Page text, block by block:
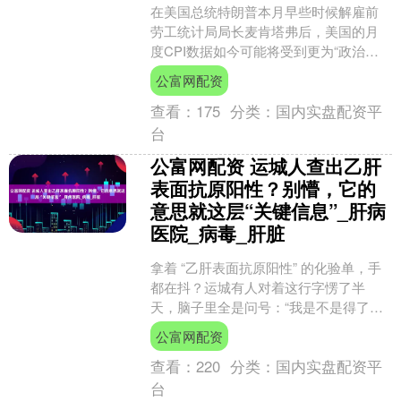
在美国总统特朗普本月早些时候解雇前
劳工统计局局长麦肯塔弗后，美国的月
度CPI数据如今可能将受到更为“政治
化”的审查。而此举可能削弱投资人对一
个规模达2万亿美元市....
公富网配资
查看： 175 分类： 国内实盘配资平
台
公富网配资 运城人查出乙肝
表面抗原阳性？别懵，它的
意思就这层“关键信息”_肝病
医院_病毒_肝脏
拿着 “乙肝表面抗原阳性” 的化验单，手
都在抖？运城有人对着这行字愣了半
天，脑子里全是问号：“我是不是得了乙
肝？会传染给家人吗？还能正常上班
吗？” 其实，太原龙....
公富网配资
查看：220 分类： 国内实盘配资平
台